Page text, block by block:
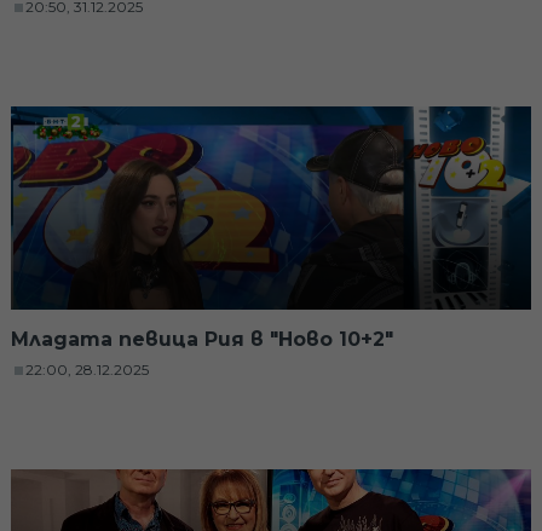
20:50, 31.12.2025
Младата певица Рия в "Ново 10+2"
22:00, 28.12.2025